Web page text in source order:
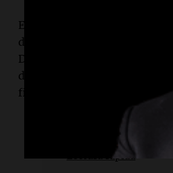
En resumen, el panorama
diversidad de cotizaciones
Desde el
deben estar informados
financieras adecuadas en
Lectura rápida